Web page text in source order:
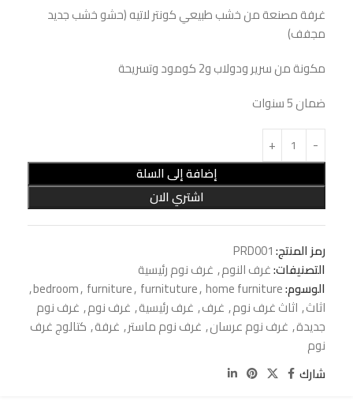
غرفة مصنعة من خشب طبيعي كونتر لاتيه (حشو خشب جديد
مجفف)
مكونة من سرير ودولاب و2 كومود وتسريحة
ضمان 5 سنوات
إضافة إلى السلة
اشتري الان
رمز المنتج:PRD001
التصنيفات:غرف النوم, غرف نوم رئيسية
الوسوم:
bedroom, furniture, furnituture,home furniture
,
اثاث, اثاث غرف نوم, غرف, غرف رئيسية, غرف نوم, غرف نوم
جديدة, غرف نوم عرسان, غرف نوم ماستر, غرفة, كتالوج غرف
نوم
شارك